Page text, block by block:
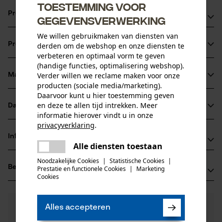
Productvoordelen
voor alle snijvoorwaarden geschikt
Het scheve oliegaatje vermindert de verstopping van de
olietoevoer, waardoor de smering van het blad en de
ketting beter verloopt
Bij een versleten of defect neuswiel kan het bladhoofd
verwisselt worden
Productinformatie
Productdetails
Activiteitstype
Leeftijdsgroep
volwassen
Aantal delen
Materiaal & onderhoud
Materiaal
Hoofdmateriaal
Oppervlaktecoating
Datasheets
Gegevensblad fabrikant (PDF)
Informatie van de fabrikant
Fabrikant
Oregon Tool, Inc.
4909 SE International Way
E-mail: info@kox.eu
Beoordelingen
(0) Product aanbevelen
Nog vragen?
Onze experts staan graag voor u klaar!
Toestemming voor
gegevensverwerking
We willen gebruikmaken van diensten van
derden om de webshop en onze diensten te
verbeteren en optimaal vorm te geven
(handige functies, optimalisering webshop).
Verder willen we reclame maken voor onze
producten (sociale media/marketing).
Daarvoor kunt u hier toestemming geven
en deze te allen tijd intrekken. Meer
informatie hierover vindt u in onze
privacyverklaring.
Alle diensten toestaan
Noodzakelijke Cookies | Statistische Cookies |
Prestatie en functionele Cookies |
Marketing
Cookies
Alles accepteren
Er is een fout opgetreden. Gelieve
het opnieuw te proberen.
delen
mail